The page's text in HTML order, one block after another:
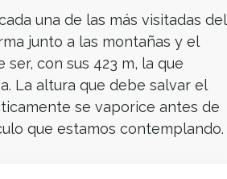
una de las más visitadas del
junto a las montañas y el
con sus 423 m, la que
La altura que debe salvar el
se vaporice antes de
que estamos contemplando.